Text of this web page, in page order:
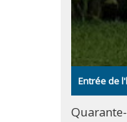
Entrée de